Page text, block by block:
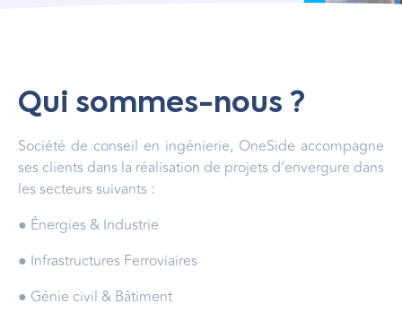
Qui sommes-nous ?
Société de conseil en ingénierie, OneSide accompagne
ses clients dans la réalisation de projets d’envergure dans
les secteurs suivants :
● Énergies & Industrie
● Infrastructures Ferroviaires
● Génie civil & Bâtiment